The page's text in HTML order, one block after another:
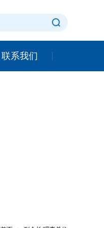
联系我们